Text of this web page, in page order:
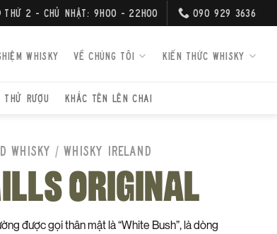
THỨ 2 - CHỦ NHẬT: 9H00 - 22H00 090 929 3636
WHISKY VỀ CHÚNG TÔI KIẾN THỨC WHISKY
THỬ RƯỢU KHẮC TÊN LÊN CHAI
WHISKY / WHISKY IRELAND
ORIGINAL
được gọi thân mật là “White Bush”, là dòng